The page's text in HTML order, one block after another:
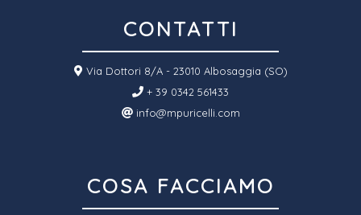
CONTATTI
Via Dottori 8/A - 23010 Albosaggia (SO)
+ 39 0342 561433
info@mpuricelli.com
COSA FACCIAMO